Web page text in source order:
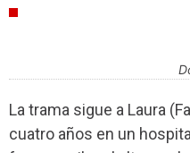
La trama sigue a Laura
cuatro años en un